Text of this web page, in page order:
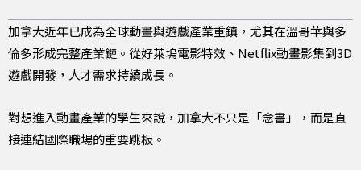
加拿大近年已成為全球動畫與遊戲產業重鎮，尤其在溫哥華與多
倫多形成完整產業鏈。從好萊塢電影特效、Netflix動畫影集到3D
遊戲開發，人才需求持續成長。
對想進入動畫產業的學生來說，加拿大不只是「念書」，而是直
接連結國際職場的重要跳板。